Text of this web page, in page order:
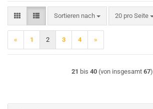
Sortieren nach
Sortieren nach 20 pro Seite
pro Seite
« 1 2 3 4 »
21 bis 40(von insgesamt 67)